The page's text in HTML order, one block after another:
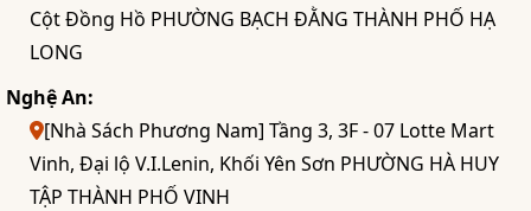
Cột Đồng Hồ PHƯỜNG BẠCH ĐẰNG THÀNH PHỐ HẠ
LONG
Nghệ An:
[Nhà Sách Phương Nam] Tầng 3, 3F - 07 Lotte Mart
Vinh, Đại lộ V.I.Lenin, Khối Yên Sơn PHƯỜNG HÀ HUY
TẬP THÀNH PHỐ VINH